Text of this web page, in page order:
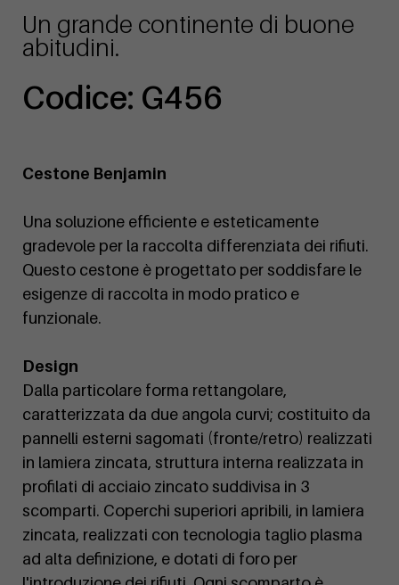
Un grande continente di buone
abitudini.
Codice: G456
Cestone Benjamin
Una soluzione efficiente e esteticamente
gradevole per la raccolta differenziata dei rifiuti.
Questo cestone è progettato per soddisfare le
esigenze di raccolta in modo pratico e
funzionale.
Design
Dalla particolare forma rettangolare,
caratterizzata da due angola curvi; costituito da
pannelli esterni sagomati (fronte/retro) realizzati
in lamiera zincata, struttura interna realizzata in
profilati di acciaio zincato suddivisa in 3
scomparti. Coperchi superiori apribili, in lamiera
zincata, realizzati con tecnologia taglio plasma
ad alta definizione, e dotati di foro per